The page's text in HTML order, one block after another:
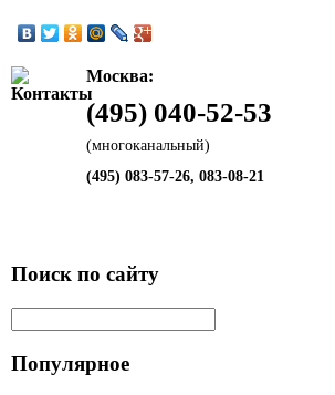
Москва:
(495) 040-52-53
(многоканальный)
(495) 083-57-26, 083-08-21
Поиск по сайту
Популярное